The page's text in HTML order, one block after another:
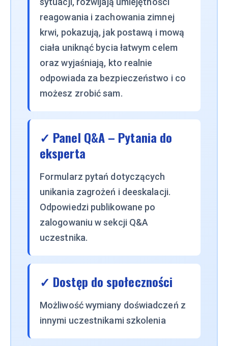
reagowania i zachowania zimnej
krwi, pokazują, jak postawą i mową
ciała uniknąć bycia łatwym celem
oraz wyjaśniają, kto realnie
odpowiada za bezpieczeństwo i co
możesz zrobić sam.
✓ Panel Q&A – Pytania do
eksperta
Formularz pytań dotyczących
unikania zagrożeń i deeskalacji.
Odpowiedzi publikowane po
zalogowaniu w sekcji Q&A
uczestnika.
✓ Dostęp do społeczności
Możliwość wymiany doświadczeń z
innymi uczestnikami szkolenia